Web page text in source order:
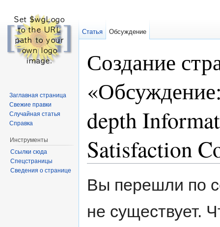
Создание
depth
Satisfaction
Вы перешли по
не существует.
Статья Обсуждение
Заглавная страница
Свежие правки
Случайная статья
Справка
Инструменты
Ссылки сюда
Спецстраницы
Сведения о странице